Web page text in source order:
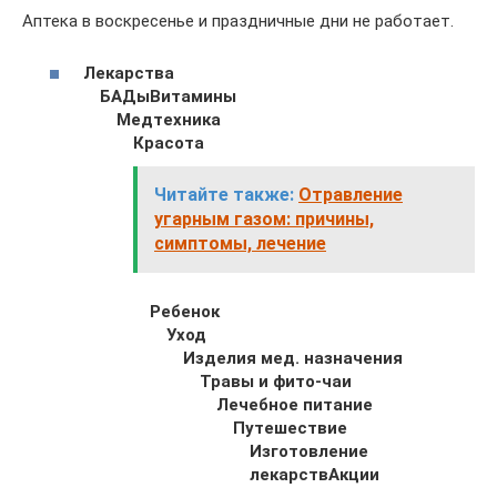
Аптека в воскресенье и праздничные дни не работает.
Лекарства
БАДыВитамины
Медтехника
Красота
Читайте также: Отравление
угарным газом: причины,
симптомы, лечение
Ребенок
Уход
Изделия мед. назначения
Травы и фито-чаи
Лечебное питание
Путешествие
Изготовление
лекарствАкции